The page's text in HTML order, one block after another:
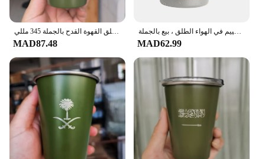
المملكة العربية السعودية شعار مع غطاء غطاء 304 الفولاذ المقاوم للصدأ الشاي القدح التخييم في الهواء الطلق القهوة القدح بالجملة 345 مللي
MAD87.48
كوب بيرة من الفولاذ المقاوم للصدأ بغطاء من القش ، شعار المملكة العربية السعودية ، كوب قهوة للتخييم في الهواء الطلق ، بيع بالجملة ،
MAD62.99